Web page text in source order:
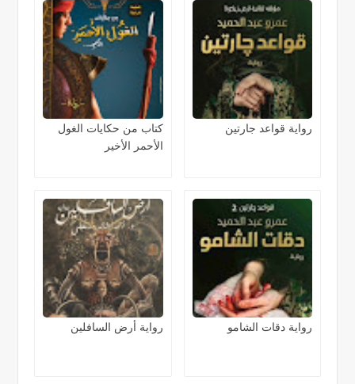
رواية قواعد جارتين
كتاب من حكايات الغول
الأحمر الأخير
رواية دقات الشامو رواية أرض السافلين